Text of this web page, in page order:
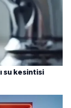
su kesintisi